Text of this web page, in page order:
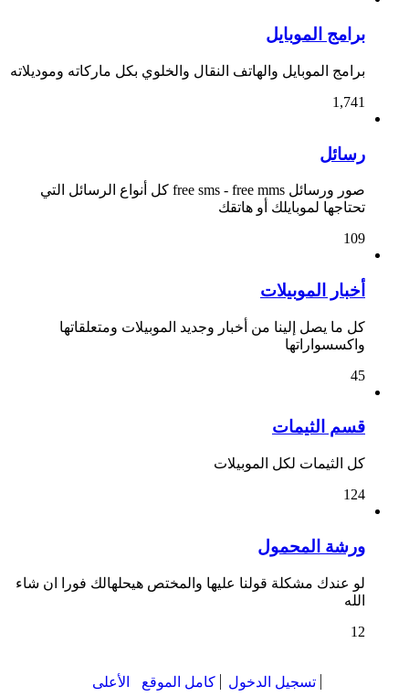
برامج الموبايل
برامج الموبايل والهاتف النقال والخلوي بكل ماركاته وموديلاته
1,741
رسائل
صور ورسائل free sms - free mms كل أنواع الرسائل التي
تحتاجها لموبايلك أو هاتقك
109
أخبار الموبيلات
كل ما يصل إلينا من أخبار وجديد الموبيلات ومتعلقاتها
واكسسواراتها
45
قسم الثيمات
كل الثيمات لكل الموبيلات
124
ورشة المحمول
لو عندك مشكلة قولنا عليها والمختص هيحلهالك فورا ان شاء
الله
12
تسجيل الدخول كامل الموقع الأعلى